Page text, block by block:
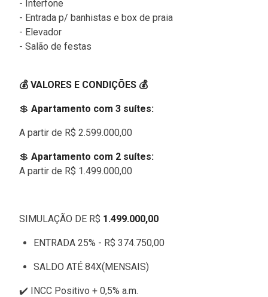
- Interfone
- Entrada p/ banhistas e box de praia
- Elevador
- Salão de festas
💰 VALORES E CONDIÇÕES 💰
💲 Apartamento com 3 suítes:
A partir de R$ 2.599.000,00
💲 Apartamento com 2 suítes:
A partir de R$ 1.499.000,00
SIMULAÇÃO DE R$ 1.499.000,00
ENTRADA 25% - R$ 374.750,00
SALDO ATÉ 84X(MENSAIS)
✔️ INCC Positivo + 0,5% a.m.